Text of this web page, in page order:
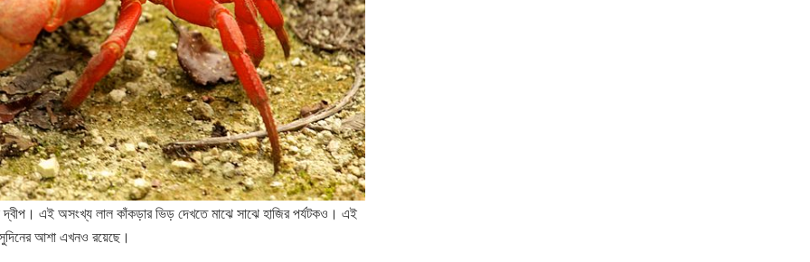
দ্বীপ। এই অসংখ্য লাল কাঁকড়ার ভিড় দেখতে মাঝে সাঝে হাজির পর্যটকও। এই
আশা এখনও রয়েছে।